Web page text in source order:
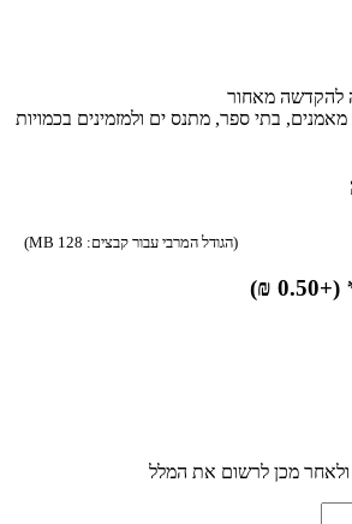
להקדשה מאחור
בתי ספר, מתנס ים ולמזמינים בכמויות
(הגודל המרבי עבור קבצים: 128 MB)
(+
0.50
₪
)
מכן לרשום את המלל